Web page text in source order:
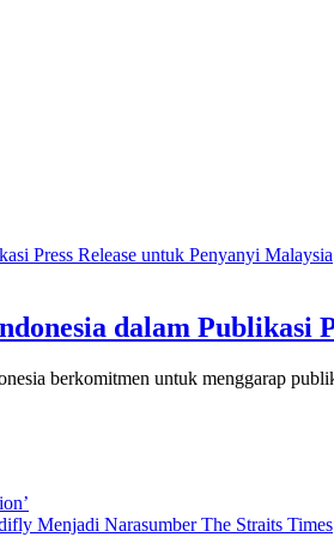
dalam Publikasi
berkomitmen untuk menggarap
Menjadi Narasumber The Straits Times